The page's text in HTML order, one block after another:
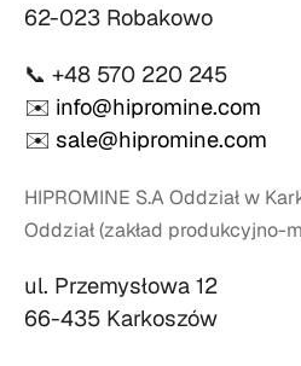
62-023 Robakowo
📞 +48 570 220 245
✉️ info@hipromine.com
✉️ sale@hipromine.com
HIPROMINE S.A Oddział w
Oddział (zakład produkcyjno-
ul. Przemysłowa 12
66-435 Karkoszów